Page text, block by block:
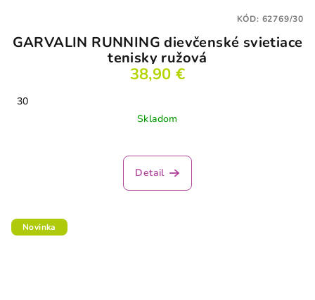
GARVALIN RUNNING dievčenské svietiace
tenisky ružová
38,90 €
30
Skladom
Detail
KÓD: 62769/30
Novinka